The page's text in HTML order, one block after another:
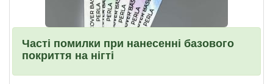
Часті помилки при нанесенні базового
покриття на нігті